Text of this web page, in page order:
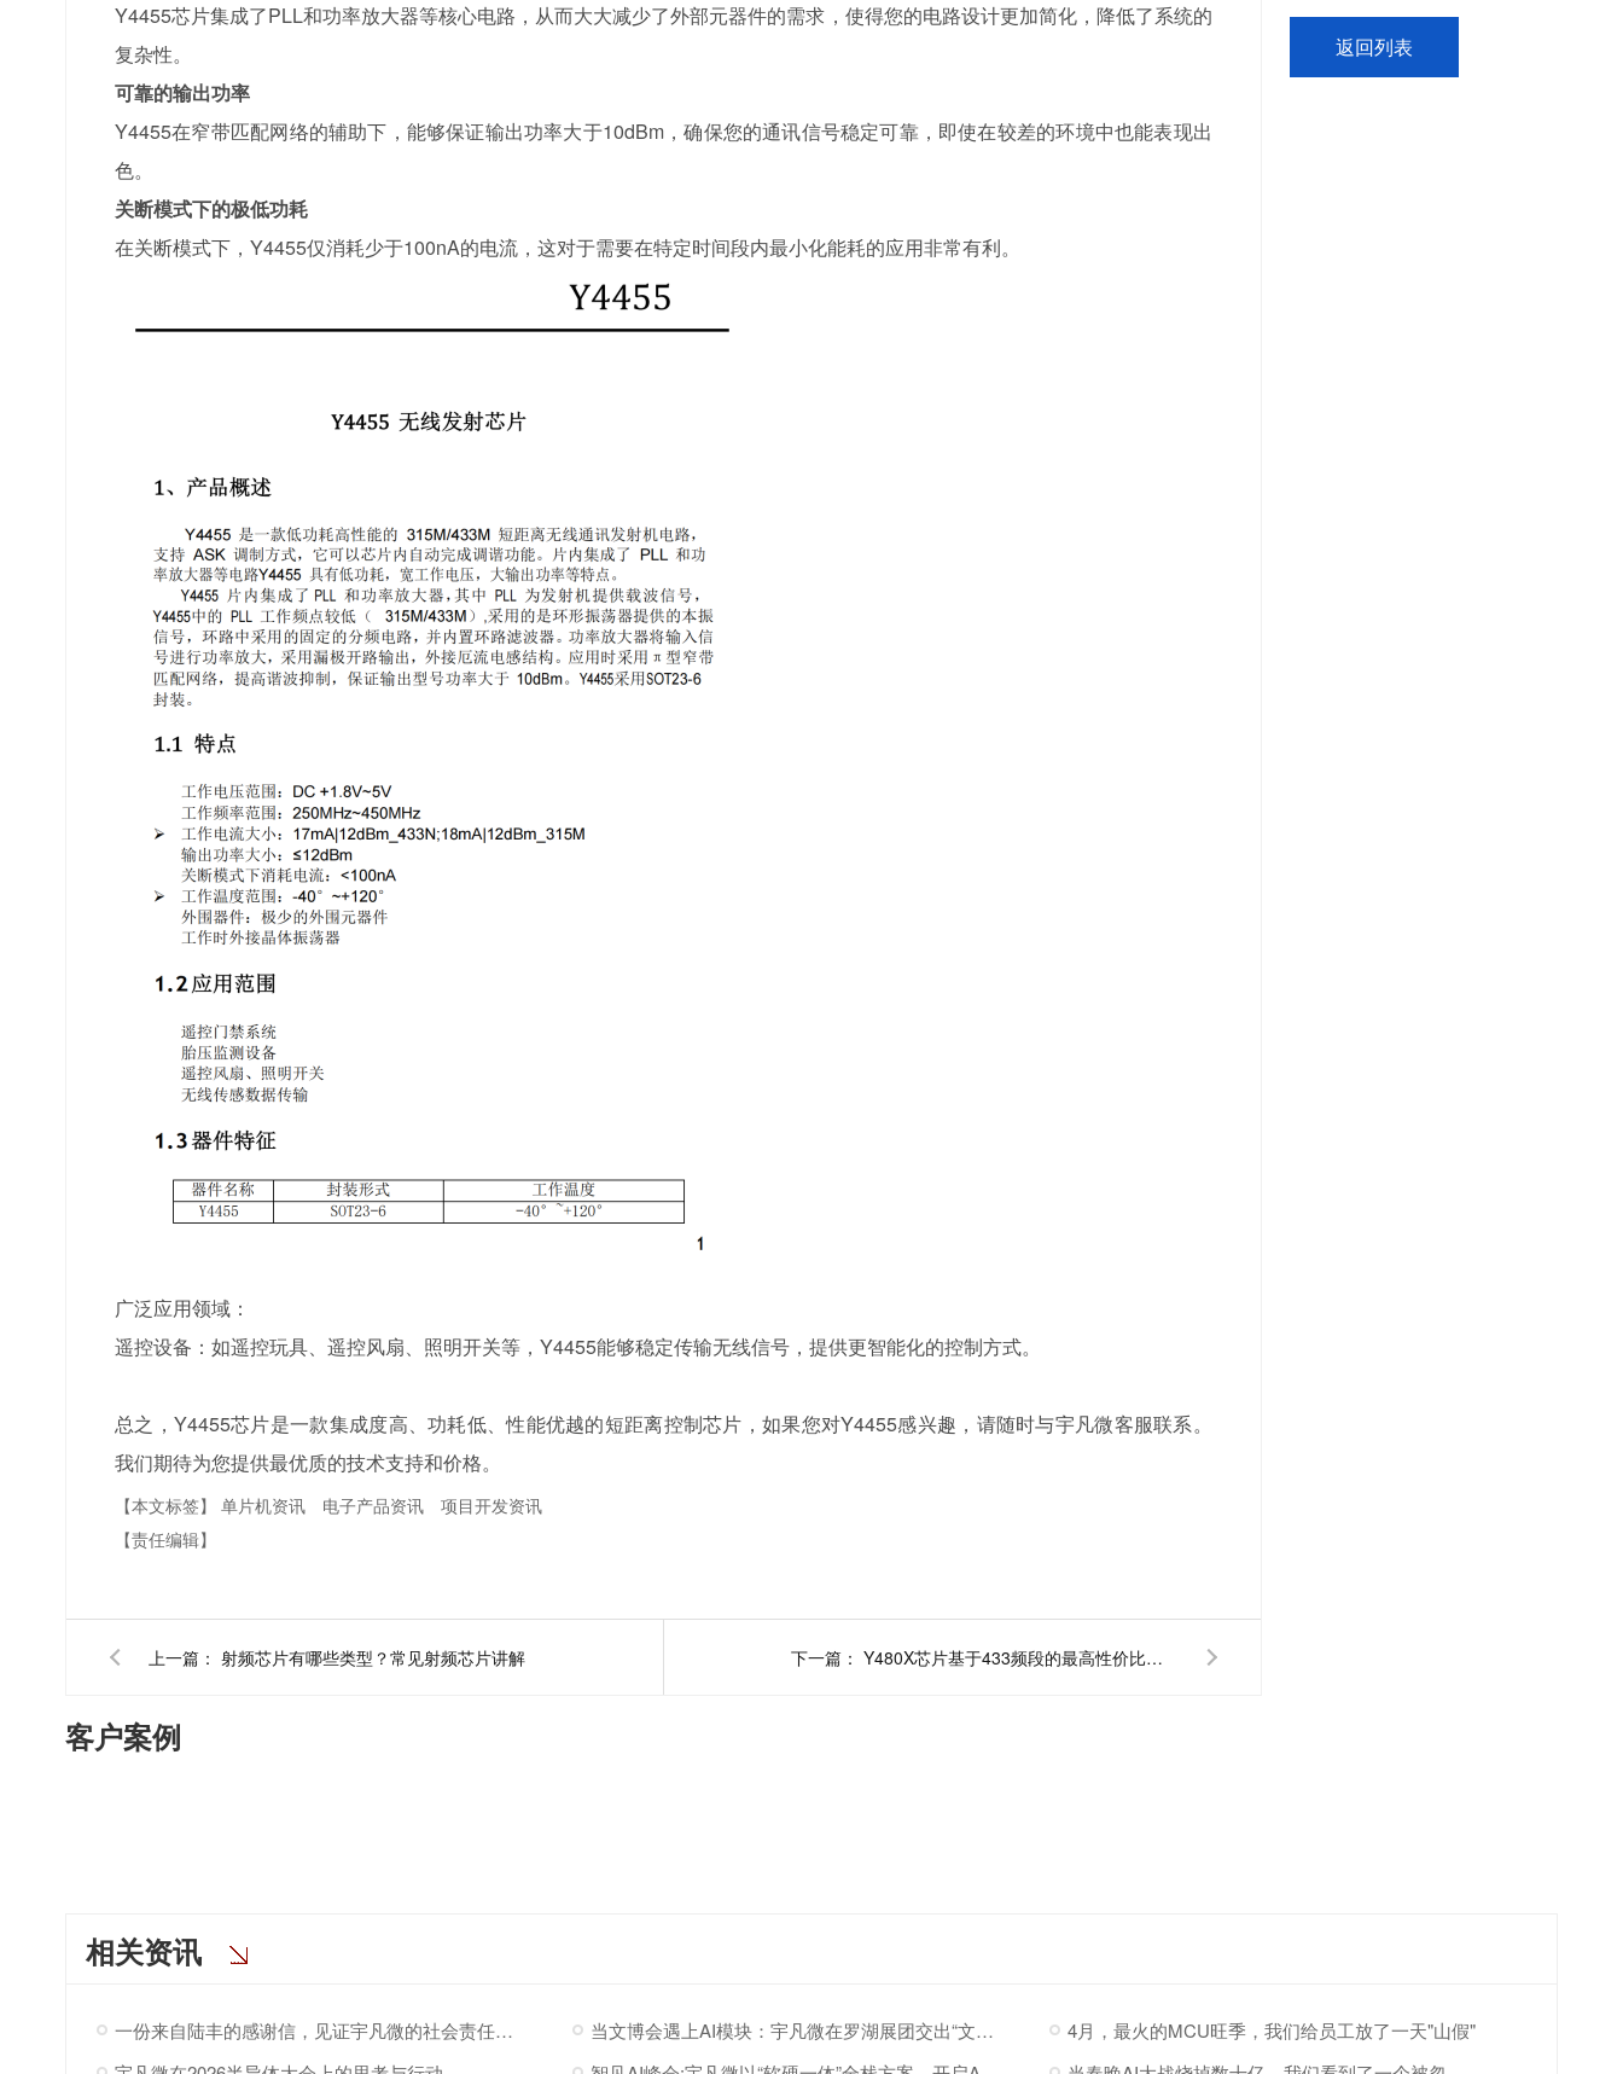
Y4455芯片集成了PLL和功率放大器等核心电路，从而大大减少了外部元器件的需求，使得您的电路设计更加简化，降低了系统的
复杂性。
可靠的输出功率
Y4455在窄带匹配网络的辅助下，能够保证输出功率大于10dBm，确保您的通讯信号稳定可靠，即使在较差的环境中也能表现出
色。
关断模式下的极低功耗
在关断模式下，Y4455仅消耗少于100nA的电流，这对于需要在特定时间段内最小化能耗的应用非常有利。
广泛应用领域：
遥控设备：如遥控玩具、遥控风扇、照明开关等，Y4455能够稳定传输无线信号，提供更智能化的控制方式。
总之，Y4455芯片是一款集成度高、功耗低、性能优越的短距离控制芯片，如果您对Y4455感兴趣，请随时与宇凡微客服联系。
我们期待为您提供最优质的技术支持和价格。
【本文标签】单片机资讯 电子产品资讯
项目开发资讯
【责任编辑】
上一篇： 射频芯片有哪些类型？常见射频芯片讲解 下一篇： Y480X芯片基于433频段的最高性价比芯片
返回列表
客户案例
相关资讯
一份来自陆丰的感谢信，见证宇凡微的社会责任之路 当文博会遇上AI模块：宇凡微在罗湖展团交出“文化+科技”新答卷
4月，最火的MCU旺季，我们给员工放了一天"山假"